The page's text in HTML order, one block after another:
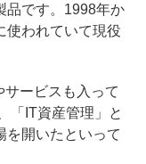
品です。1998年か
使われていて現役
ービスも入って
「IT資産管理」と
を開いたといって